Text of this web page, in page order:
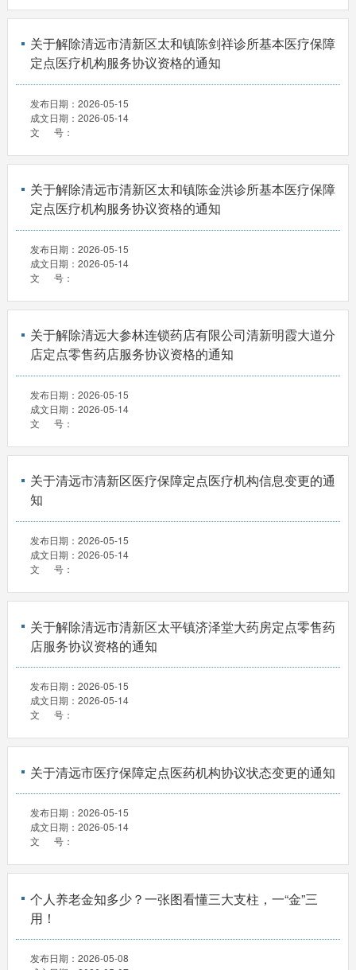
关于解除清远市清新区太和镇陈剑祥诊所基本医疗保障
定点医疗机构服务协议资格的通知
发布日期： 2026-05-15
成文日期： 2026-05-14
文 号：
关于解除清远市清新区太和镇陈金洪诊所基本医疗保障
定点医疗机构服务协议资格的通知
发布日期： 2026-05-15
成文日期： 2026-05-14
文 号：
关于解除清远大参林连锁药店有限公司清新明霞大道分
店定点零售药店服务协议资格的通知
发布日期： 2026-05-15
成文日期： 2026-05-14
文 号：
关于清远市清新区医疗保障定点医疗机构信息变更的通
知
发布日期： 2026-05-15
成文日期： 2026-05-14
文 号：
关于解除清远市清新区太平镇济泽堂大药房定点零售药
店服务协议资格的通知
发布日期： 2026-05-15
成文日期： 2026-05-14
文 号：
关于清远市医疗保障定点医药机构协议状态变更的通知
发布日期： 2026-05-15
成文日期： 2026-05-14
文 号：
个人养老金知多少？一张图看懂三大支柱，一“金”三
用！
发布日期： 2026-05-08